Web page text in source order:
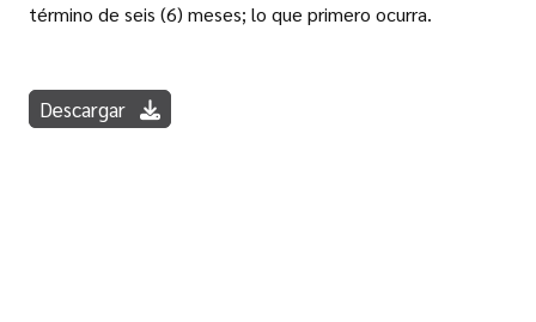
término de seis (6) meses; lo que primero ocurra.
Descargar